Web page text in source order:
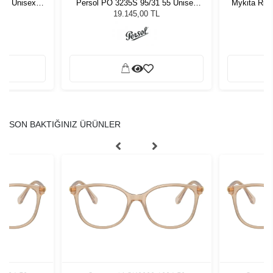
Unisex
Persol PO 3235S 95/31 55 Unisex
Güneş Gözlüğü
19.145,00 TL
Mykita
SON BAKTIĞINIZ ÜRÜNLER